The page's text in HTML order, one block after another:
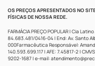
OS PREÇOS APRESENTADOS NO
FÍSICAS DE NOSSA REDE.
FARMÁCIA PREÇO POPULAR | Cia
84.683.481/0416-04 | End: Av. Santo
000Farmacêutica Responsável:
140.593.699.117 | AFE: 7.45817-2 |
9202-1687 | e-mail: